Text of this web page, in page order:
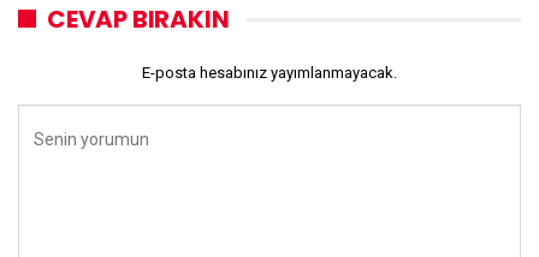
CEVAP BIRAKIN
E-posta hesabınız yayımlanmayacak.